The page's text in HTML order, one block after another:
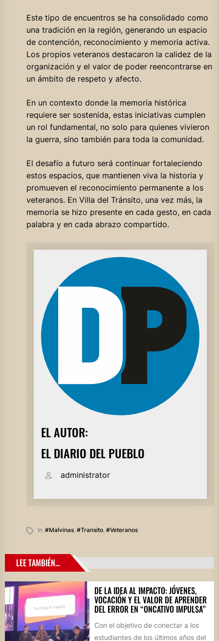
Este tipo de encuentros se ha consolidado como
una tradición en la región, generando un espacio
de contención, reconocimiento y memoria activa.
Los propios veteranos destacaron la calidez de la
organización y el valor de poder reencontrarse en
un ámbito de respeto y afecto.
En un contexto donde la memoria histórica
requiere ser sostenida, estas iniciativas cumplen
un rol fundamental, no solo para quienes vivieron
la guerra, sino también para toda la comunidad.
El desafío a futuro será continuar fortaleciendo
estos espacios, que mantienen viva la historia y
promueven el reconocimiento permanente a los
veteranos. En Villa del Tránsito, una vez más, la
memoria se hizo presente en cada gesto, en cada
palabra y en cada abrazo compartido.
EL AUTOR:
EL DIARIO DEL PUEBLO
administrator
In #malvinas, #transito, #veteranos
LEE TAMBIÉN...
DE LA IDEA AL IMPACTO: JÓVENES,
VOCACIÓN Y EL VALOR DE APRENDER
DEL ERROR EN “ONCATIVO IMPULSA”
Con el objetivo de conectar a los
estudiantes de los últimos años del